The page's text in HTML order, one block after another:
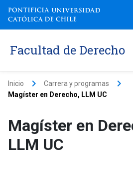
Facultad de Derecho
Inicio keyboard_arrow_right Carrera y programas keyboard_arrow_right
Magíster en Derecho, LLM UC
Magíster en
LLM UC